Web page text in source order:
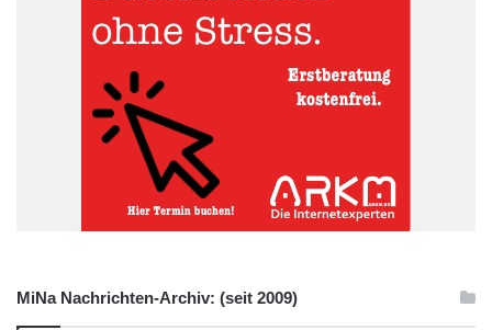
MiNa Nachrichten-Archiv: (seit 2009)